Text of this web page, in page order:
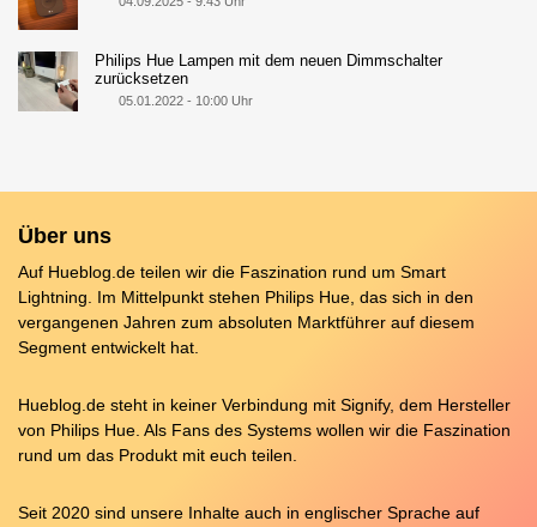
Philips Hue Lampen mit dem neuen Dimmschalter
zurücksetzen
05.01.2022 - 10:00 Uhr
Über uns
Auf Hueblog.de teilen wir die Faszination rund um Smart
Lightning. Im Mittelpunkt stehen Philips Hue, das sich in den
vergangenen Jahren zum absoluten Marktführer auf diesem
Segment entwickelt hat.
Hueblog.de steht in keiner Verbindung mit Signify, dem Hersteller
von Philips Hue. Als Fans des Systems wollen wir die Faszination
rund um das Produkt mit euch teilen.
Seit 2020 sind unsere Inhalte auch in englischer Sprache auf